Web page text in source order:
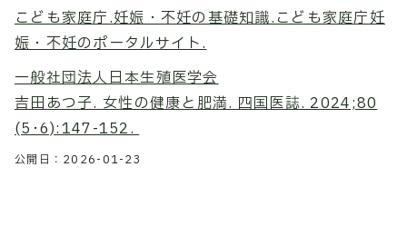
こども家庭庁.妊娠・不妊の基礎知識.こども家庭庁妊
娠・不妊のポータルサイト.
一般社団法人日本生殖医学会
吉田あつ子. 女性の健康と肥満. 四国医誌. 2024;80
(5･6):147-152.
公開日： 2026-01-23